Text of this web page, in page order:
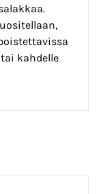
kahdelle